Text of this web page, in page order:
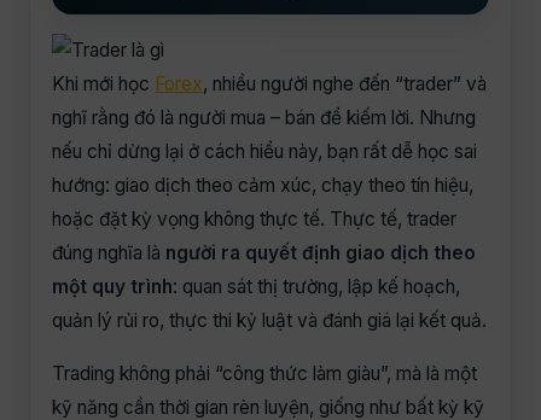
Khi mới học Forex, nhiều người nghe đến “trader” và
nghĩ rằng đó là người mua – bán để kiếm lời. Nhưng
nếu chỉ dừng lại ở cách hiểu này, bạn rất dễ học sai
hướng: giao dịch theo cảm xúc, chạy theo tín hiệu,
hoặc đặt kỳ vọng không thực tế. Thực tế, trader
đúng nghĩa là người ra quyết định giao dịch theo
một quy trình: quan sát thị trường, lập kế hoạch,
quản lý rủi ro, thực thi kỷ luật và đánh giá lại kết quả.
Trading không phải “công thức làm giàu”, mà là một
kỹ năng cần thời gian rèn luyện, giống như bất kỳ kỹ